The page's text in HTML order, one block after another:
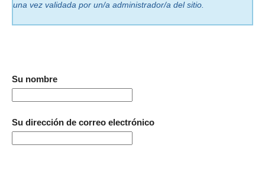
una vez validada por un/a administrador/a del sitio.
Su nombre
Su dirección de correo electrónico